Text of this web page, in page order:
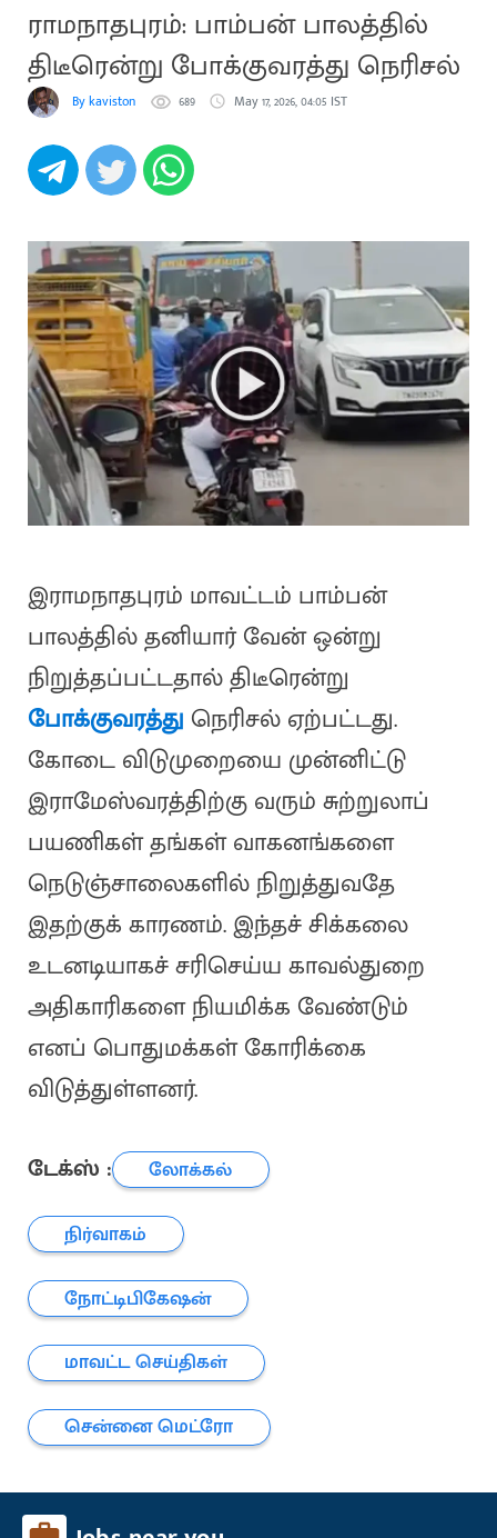
ராமநாதபுரம்: பாம்பன் பாலத்தில்
திடீரென்று போக்குவரத்து நெரிசல்
By kaviston 689 May 17, 2026, 04:05 IST
இராமநாதபுரம் மாவட்டம் பாம்பன்
பாலத்தில் தனியார் வேன் ஒன்று
நிறுத்தப்பட்டதால் திடீரென்று
போக்குவரத்து நெரிசல் ஏற்பட்டது.
கோடை விடுமுறையை முன்னிட்டு
இராமேஸ்வரத்திற்கு வரும் சுற்றுலாப்
பயணிகள் தங்கள் வாகனங்களை
நெடுஞ்சாலைகளில் நிறுத்துவதே
இதற்குக் காரணம். இந்தச் சிக்கலை
உடனடியாகச் சரிசெய்ய காவல்துறை
அதிகாரிகளை நியமிக்க வேண்டும்
எனப் பொதுமக்கள் கோரிக்கை
விடுத்துள்ளனர்.
டேக்ஸ் :
லோக்கல்
நிர்வாகம்
நோட்டிபிகேஷன்
மாவட்ட செய்திகள்
சென்னை மெட்ரோ